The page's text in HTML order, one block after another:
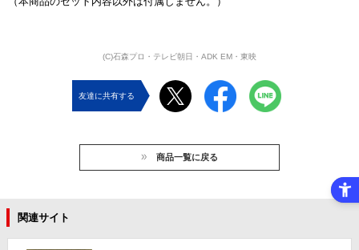
(C)石森プロ・テレビ朝日・ADK EM・東映
友達に共有する
商品一覧に戻る
関連サイト